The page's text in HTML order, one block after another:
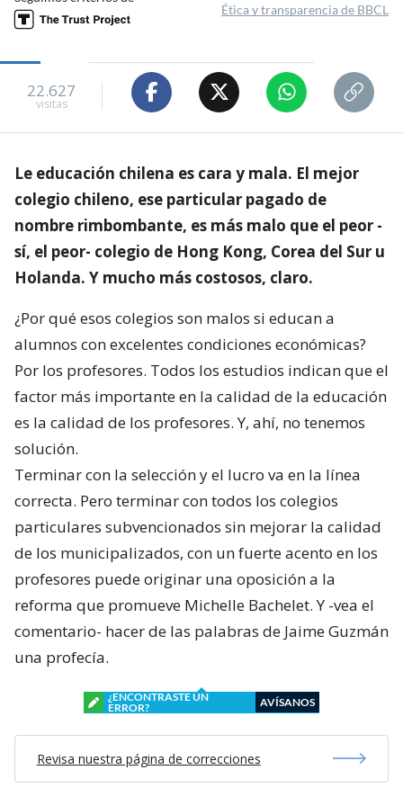
Ética y transparencia de BBCL
22.627
visitas
Le educación chilena es cara y mala. El mejor
colegio chileno, ese particular pagado de
nombre rimbombante, es más malo que el peor -
sí, el peor- colegio de Hong Kong, Corea del Sur u
Holanda. Y mucho más costosos, claro.
¿Por qué esos colegios son malos si educan a
alumnos con excelentes condiciones económicas?
Por los profesores. Todos los estudios indican que el
factor más importante en la calidad de la educación
es la calidad de los profesores. Y, ahí, no tenemos
solución.
Terminar con la selección y el lucro va en la línea
correcta. Pero terminar con todos los colegios
particulares subvencionados sin mejorar la calidad
de los municipalizados, con un fuerte acento en los
profesores puede originar una oposición a la
reforma que promueve Michelle Bachelet. Y -vea el
comentario- hacer de las palabras de Jaime Guzmán
una profecía.
¿ENCONTRASTE UN
ERROR?
AVÍSANOS
Revisa nuestra página de correcciones